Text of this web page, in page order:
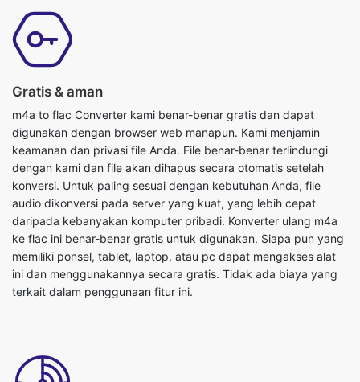
Gratis & aman
m4a to flac Converter kami benar-benar gratis dan dapat
digunakan dengan browser web manapun. Kami menjamin
keamanan dan privasi file Anda. File benar-benar terlindungi
dengan kami dan file akan dihapus secara otomatis setelah
konversi. Untuk paling sesuai dengan kebutuhan Anda, file
audio dikonversi pada server yang kuat, yang lebih cepat
daripada kebanyakan komputer pribadi. Konverter ulang m4a
ke flac ini benar-benar gratis untuk digunakan. Siapa pun yang
memiliki ponsel, tablet, laptop, atau pc dapat mengakses alat
ini dan menggunakannya secara gratis. Tidak ada biaya yang
terkait dalam penggunaan fitur ini.